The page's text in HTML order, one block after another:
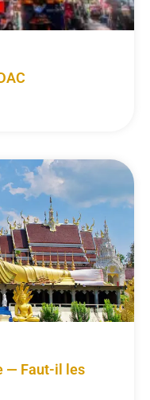
— Faut-il les